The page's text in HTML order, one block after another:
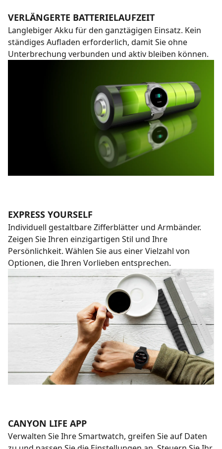
VERLÄNGERTE BATTERIELAUFZEIT
Langlebiger Akku für den ganztägigen Einsatz. Kein
ständiges Aufladen erforderlich, damit Sie ohne
Unterbrechung verbunden und aktiv bleiben können.
EXPRESS YOURSELF
Individuell gestaltbare Zifferblätter und Armbänder.
Zeigen Sie Ihren einzigartigen Stil und Ihre
Persönlichkeit. Wählen Sie aus einer Vielzahl von
Optionen, die Ihren Vorlieben entsprechen.
CANYON LIFE APP
Verwalten Sie Ihre Smartwatch, greifen Sie auf Daten